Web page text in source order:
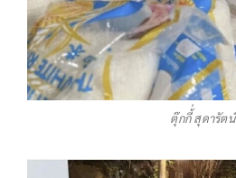
ตุ๊กกี้่ สุดารัตน์